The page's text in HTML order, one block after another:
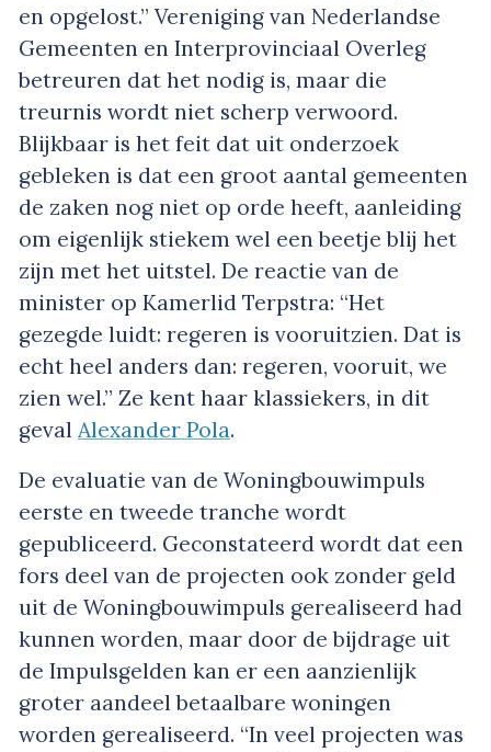
en opgelost.” Vereniging van Nederlandse
Gemeenten en Interprovinciaal Overleg
betreuren dat het nodig is, maar die
treurnis wordt niet scherp verwoord.
Blijkbaar is het feit dat uit onderzoek
gebleken is dat een groot aantal gemeenten
de zaken nog niet op orde heeft, aanleiding
om eigenlijk stiekem wel een beetje blij het
zijn met het uitstel. De reactie van de
minister op Kamerlid Terpstra: “Het
gezegde luidt: regeren is vooruitzien. Dat is
echt heel anders dan: regeren, vooruit, we
zien wel.” Ze kent haar klassiekers, in dit
geval Alexander Pola.
De evaluatie van de Woningbouwimpuls
eerste en tweede tranche wordt
gepubliceerd. Geconstateerd wordt dat een
fors deel van de projecten ook zonder geld
uit de Woningbouwimpuls gerealiseerd had
kunnen worden, maar door de bijdrage uit
de Impulsgelden kan er een aanzienlijk
groter aandeel betaalbare woningen
worden gerealiseerd. “In veel projecten was